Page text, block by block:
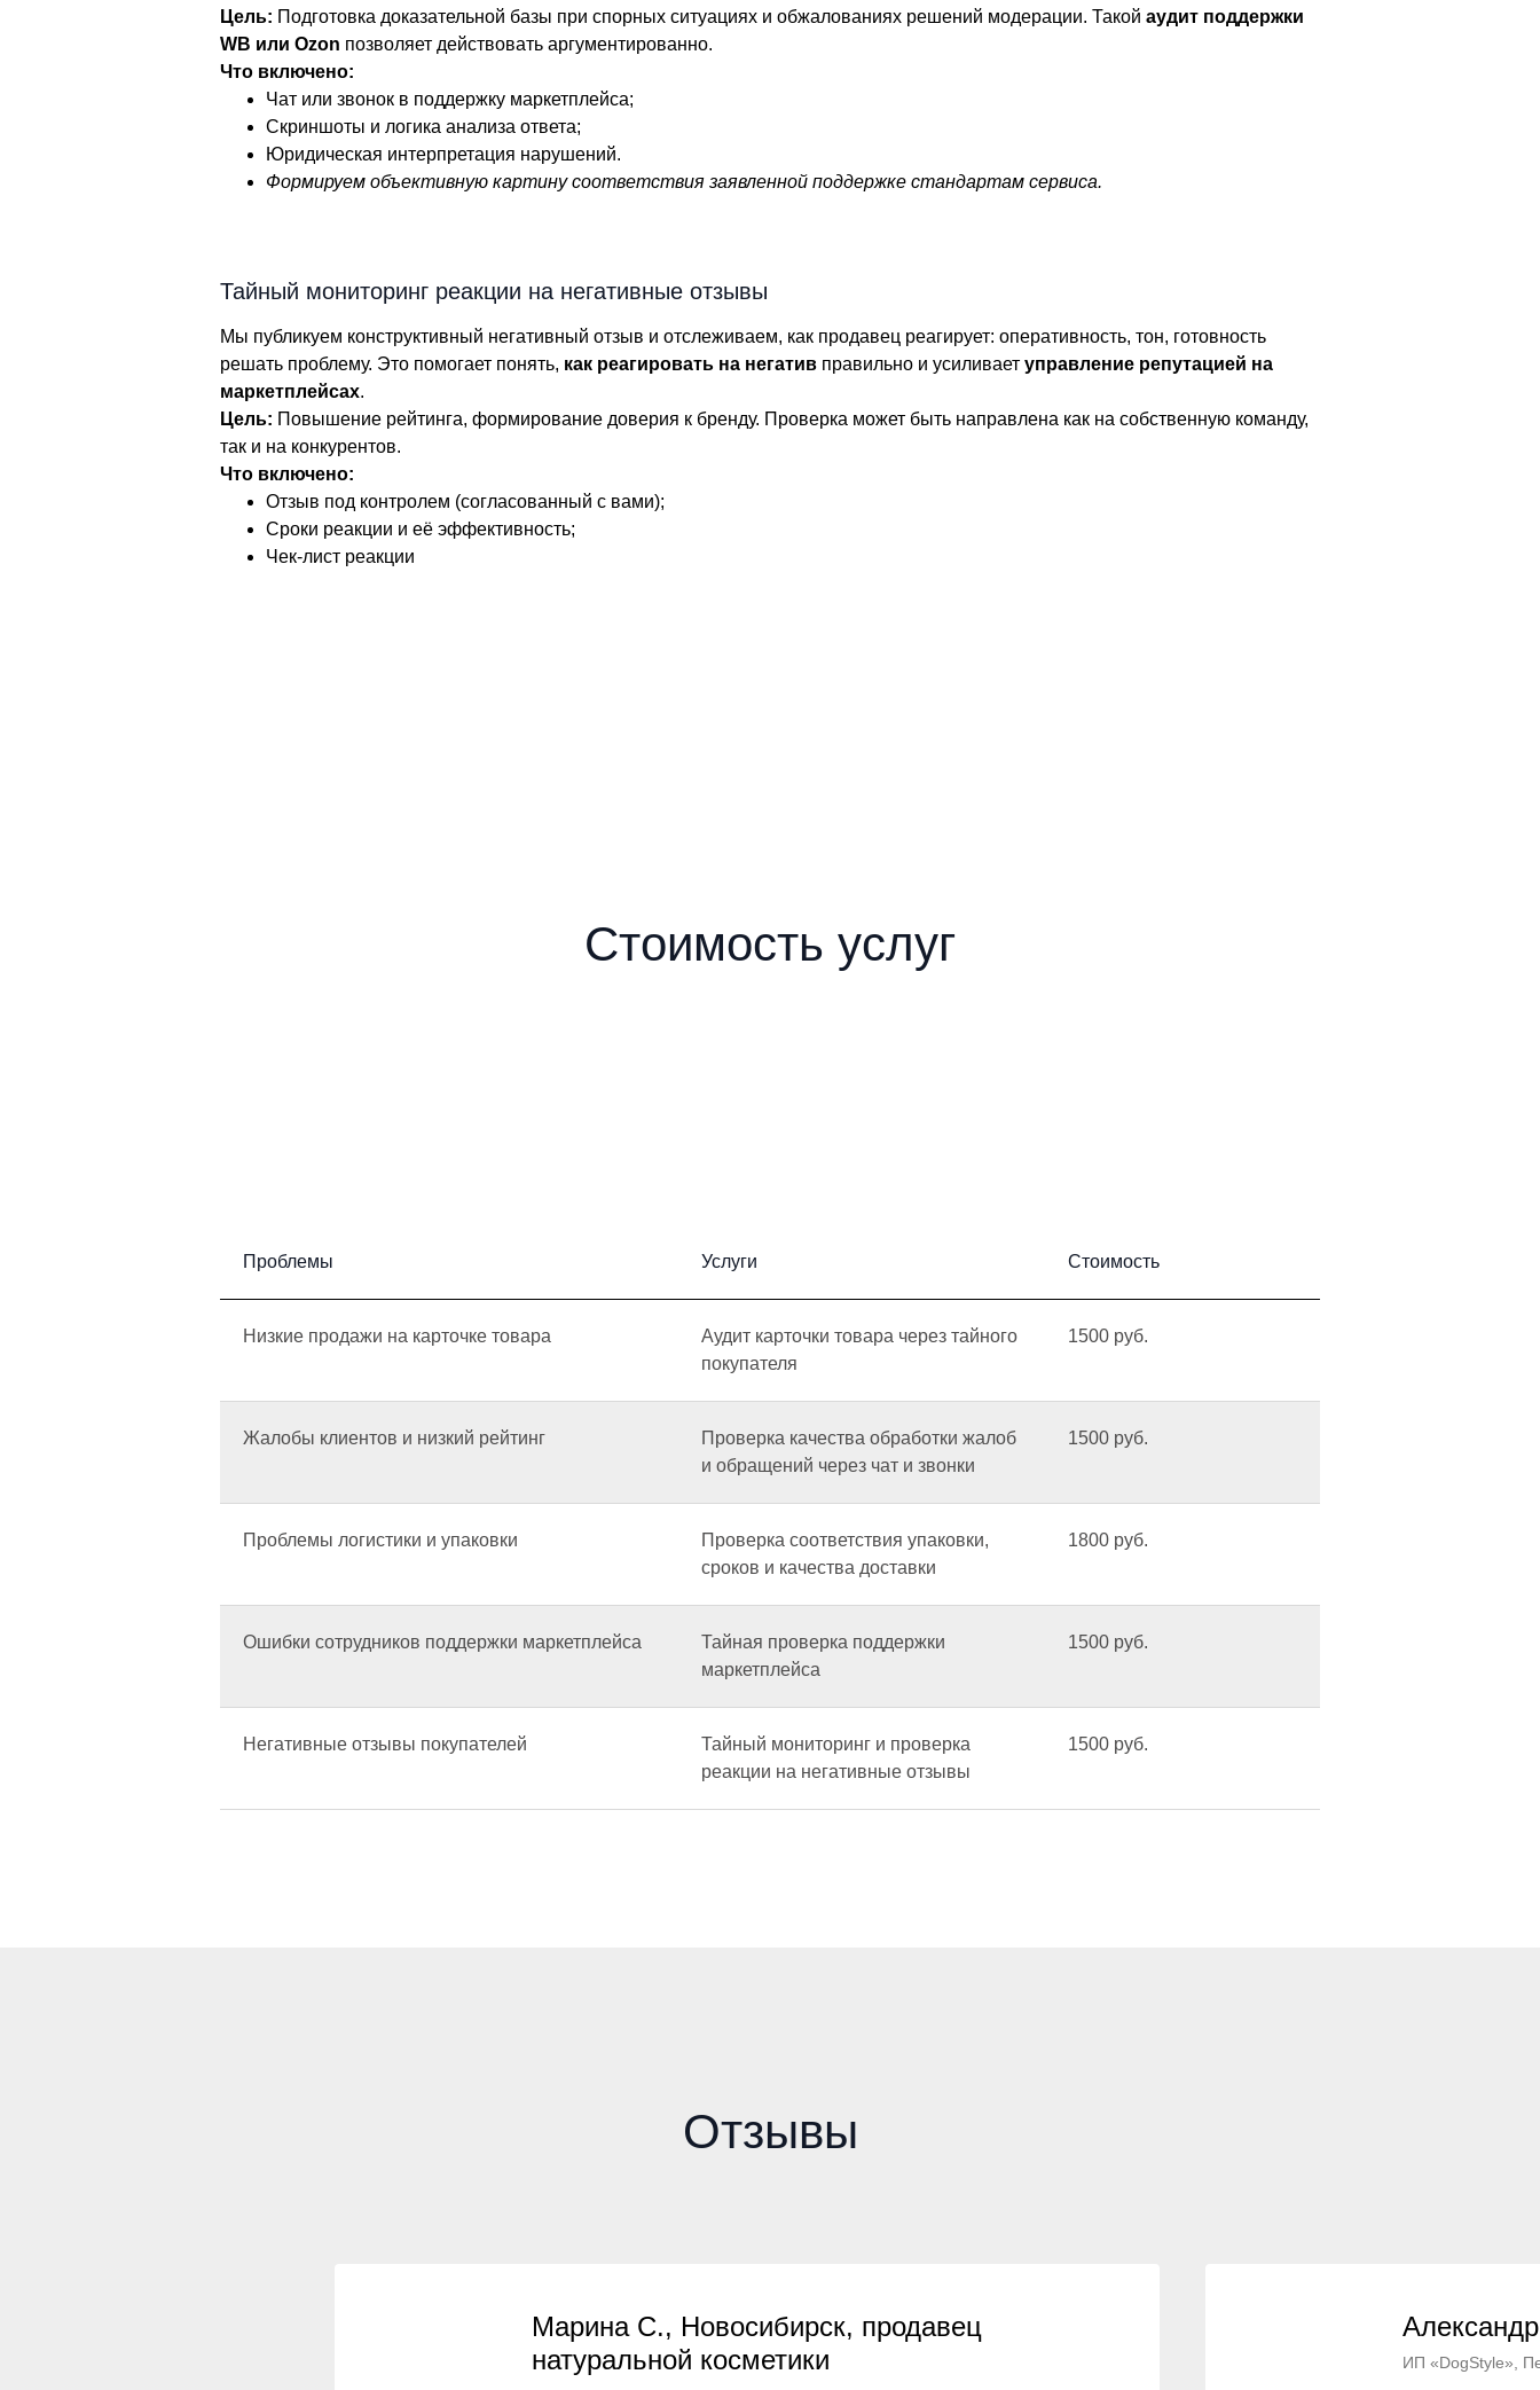
Цель: Подготовка доказательной базы при спорных ситуациях и обжалованиях решений модерации. Такой аудит поддержки
WB или Ozon позволяет действовать аргументированно.
Что включено:
Чат или звонок в поддержку маркетплейса;
Скриншоты и логика анализа ответа;
Юридическая интерпретация нарушений.
Формируем объективную картину соответствия заявленной поддержке стандартам сервиса.
Тайный мониторинг реакции на негативные отзывы
Мы публикуем конструктивный негативный отзыв и отслеживаем, как продавец реагирует: оперативность, тон, готовность
решать проблему. Это помогает понять, как реагировать на негатив правильно и усиливает управление репутацией на
маркетплейсах.
Цель: Повышение рейтинга, формирование доверия к бренду. Проверка может быть направлена как на собственную команду,
так и на конкурентов.
Что включено:
Отзыв под контролем (согласованный с вами);
Сроки реакции и её эффективность;
Чек-лист реакции
Стоимость услуг
Проблемы Услуги Стоимость
Низкие продажи на карточке товара
Аудит карточки товара через тайного
покупателя
1500 руб.
Жалобы клиентов и низкий рейтинг
Проверка качества обработки жалоб
и обращений через чат и звонки
1500 руб.
Проблемы логистики и упаковки
Проверка соответствия упаковки,
сроков и качества доставки
1800 руб.
Ошибки сотрудников поддержки маркетплейса
Тайная проверка поддержки
маркетплейса
1500 руб.
Негативные отзывы покупателей
Тайный мониторинг и проверка
реакции на негативные отзывы
1500 руб.
Отзывы
Марина С., Новосибирск, продавец
натуральной косметики
ИП «DogStyle»,